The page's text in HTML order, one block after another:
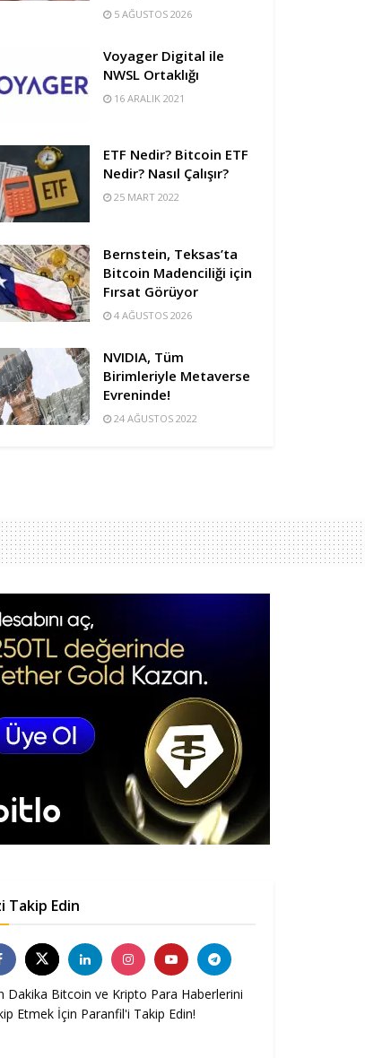
5 AĞUSTOS 2026
Voyager Digital ile
NWSL Ortaklığı
16 ARALIK 2021
ETF Nedir? Bitcoin ETF
Nedir? Nasıl Çalışır?
25 MART 2022
Bernstein, Teksas’ta
Bitcoin Madenciliği için
Fırsat Görüyor
4 AĞUSTOS 2026
NVIDIA, Tüm
Birimleriyle Metaverse
Evreninde!
24 AĞUSTOS 2022
Takip Edin
Dakika Bitcoin ve Kripto Para Haberlerini
Etmek İçin Paranfil'i Takip Edin!